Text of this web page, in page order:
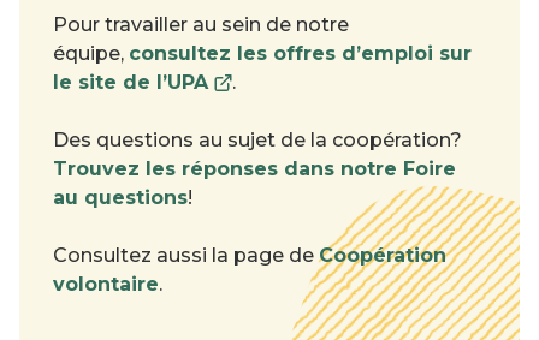
Pour travailler au sein de notre
équipe, consultez les offres d’emploi sur
le site de l’UPA
Ce
s'ouvrira
dans
fenêtre
.
Des questions au sujet de la coopération?
Trouvez les réponses dans notre Foire
au questions!
Consultez aussi la page de Coopération
volontaire.